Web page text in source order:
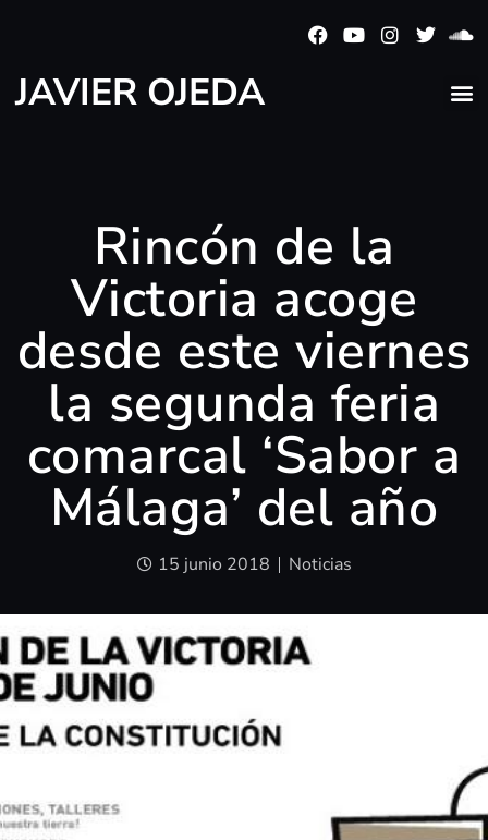
JAVIER OJEDA
Rincón de la
Victoria acoge
desde este viernes
la segunda feria
comarcal ‘Sabor a
Málaga’ del año
15 junio 2018 Noticias